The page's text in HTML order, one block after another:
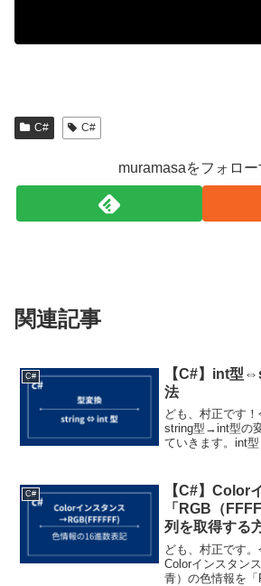
C# C#
muramasaをフォロー
関連記事
C#
【C#】int型
法
ども、村正です
string型→int型の
ていきます。int
ToSt...
C#
【C#】Color
「RGB（
列を取得する
ども、村正です
Colorインスタン
青）の色情報を「